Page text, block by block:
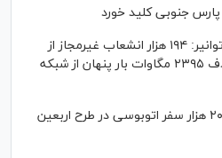
پارس جنوبی کلید خورد
معاون هماهنگی توزیع توانیر: ۱۹۴ هزار انشعاب غیرمجاز از
شبکه برق جمع‌آوری شد/ حذف ۲۳۹۵ مگاوات بار پنهان از شبکه
رئیس سازمان راهداری: ۲۰ هزار سفر اتوبوسی در طرح اربعین